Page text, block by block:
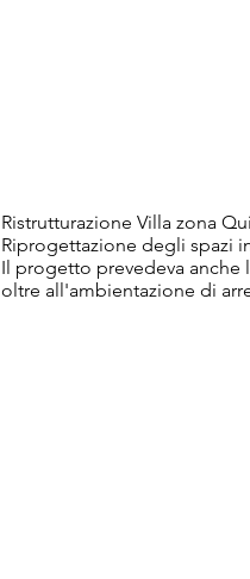
Ristrutturazione Villa zona
Riprogettazione degli spazi
Il progetto prevedeva anche
oltre all'ambientazione di